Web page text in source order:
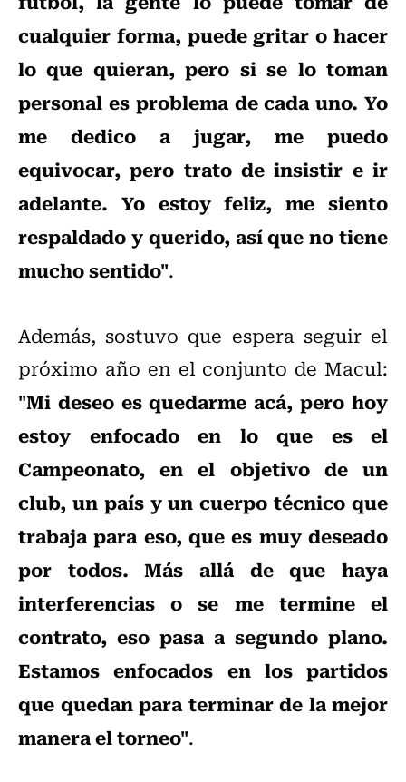
cualquier forma, puede gritar o hacer
lo que quieran, pero si se lo toman
personal es problema de cada uno. Yo
me dedico a jugar, me puedo
equivocar, pero trato de insistir e ir
adelante. Yo estoy feliz, me siento
respaldado y querido, así que no tiene
mucho sentido".
Además, sostuvo que espera seguir el
próximo año en el conjunto de Macul:
"Mi deseo es quedarme acá, pero hoy
estoy enfocado en lo que es el
Campeonato, en el objetivo de un
club, un país y un cuerpo técnico que
trabaja para eso, que es muy deseado
por todos. Más allá de que haya
interferencias o se me termine el
contrato, eso pasa a segundo plano.
Estamos enfocados en los partidos
que quedan para terminar de la mejor
manera el torneo".